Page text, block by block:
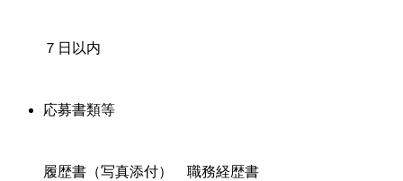
７日以内
応募書類等
履歴書（写真添付） 職務経歴書